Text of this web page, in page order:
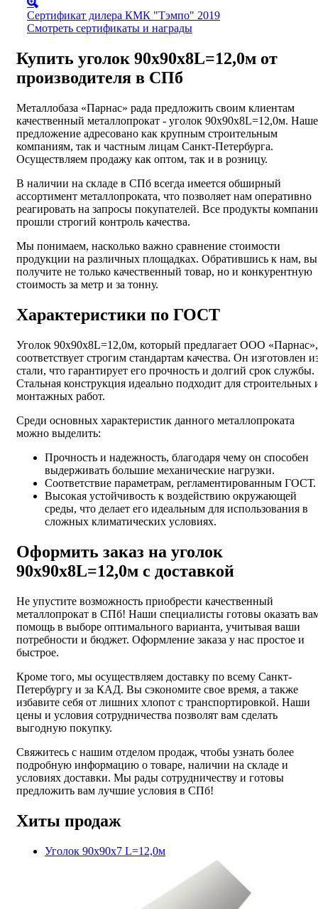
Сертификат дилера КМК "Тэмпо" 2019
Смотреть сертификаты и награды
Купить уголок 90х90х8L=12,0м от
производителя в СПб
Металлобаза «Парнас» рада предложить своим клиентам
качественный металлопрокат - уголок 90х90х8L=12,0м. Наше
предложение адресовано как крупным строительным
компаниям, так и частным лицам Санкт-Петербурга.
Осуществляем продажу как оптом, так и в розницу.
В наличии на складе в СПб всегда имеется обширный
ассортимент металлопроката, что позволяет нам оперативно
реагировать на запросы покупателей. Все продукты
прошли строгий контроль качества.
Мы понимаем, насколько важно сравнение стоимости
продукции на различных площадках. Обратившись к нам, вы
получите не только качественный товар, но и конкурентную
стоимость за метр и за тонну.
Характеристики по ГОСТ
Уголок 90х90х8L=12,0м, который предлагает ООО «Парнас»,
соответствует строгим стандартам качества. Он изготовлен
стали, что гарантирует его прочность и долгий срок службы.
Стальная конструкция идеально подходит для строительных
монтажных работ.
Среди основных характеристик данного металлопроката
можно выделить:
Прочность и надежность, благодаря чему он способен
выдерживать большие механические нагрузки.
Соответствие параметрам, регламентированным ГОСТ.
Высокая устойчивость к воздействию окружающей
среды, что делает его идеальным для использования в
сложных климатических условиях.
Оформить заказ на уголок
90х90х8L=12,0м с доставкой
Не упустите возможность приобрести качественный
металлопрокат в СПб! Наши специалисты готовы оказать
помощь в выборе оптимального варианта, учитывая ваши
потребности и бюджет. Оформление заказа у нас простое и
быстрое.
Кроме того, мы осуществляем доставку по всему Санкт-
Петербургу и за КАД. Вы сэкономите свое время, а также
избавите себя от лишних хлопот с транспортировкой. Наши
цены и условия сотрудничества позволят вам сделать
выгодную покупку.
Свяжитесь с нашим отделом продаж, чтобы узнать более
подробную информацию о товаре, наличии на складе и
условиях доставки. Мы рады сотрудничеству и готовы
предложить вам лучшие условия в СПб!
Хиты продаж
Уголок 90х90х7 L=12,0м